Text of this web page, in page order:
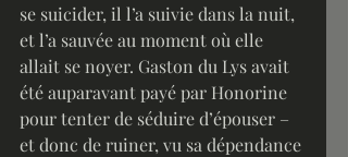
se suicider, il l’a suivie dans la nuit,
et l’a sauvée au moment où elle
allait se noyer. Gaston du Lys avait
été auparavant payé par Honorine
pour tenter de séduire d’épouser –
et donc de ruiner, vu sa dépendance